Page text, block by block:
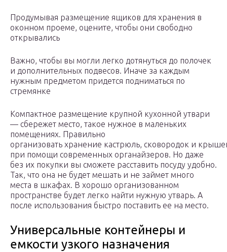
Продумывая размещение ящиков для хранения в
оконном проеме, оцените, чтобы они свободно
открывались
Важно, чтобы вы могли легко дотянуться до полочек
и дополнительных подвесов. Иначе за каждым
нужным предметом придется подниматься по
стремянке
Компактное размещение крупной кухонной утвари
— сбережет место, такое нужное в маленьких
помещениях. Правильно
организовать хранение кастрюль, сковородок и
при помощи современных органайзеров. Но даже
без их покупки вы сможете расставить посуду удобно.
Так, что она не будет мешать и не займет много
места в шкафах. В хорошо организованном
пространстве будет легко найти нужную утварь. А
после использования быстро поставить ее на место.
Универсальные контейнеры и
емкости узкого назначения